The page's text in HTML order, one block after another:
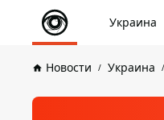
Украина
Новости Украина